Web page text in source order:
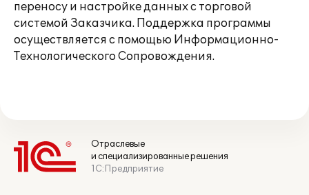
переносу и настройке данных с торговой
системой Заказчика. Поддержка программы
осуществляется с помощью Информационно-
Технологического Сопровождения.
Отраслевые
и специализированные решения
1С:Предприятие